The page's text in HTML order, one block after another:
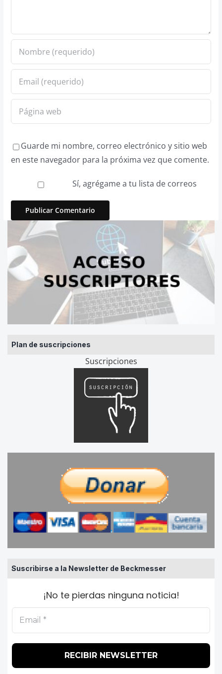
Plan de suscripciones
Suscripciones
Suscribirse a la Newsletter de Beckmesser
¡No te pierdas ninguna noticia!
Guarde mi nombre, correo electrónico y sitio web
en este navegador para la próxima vez que comente.
Sí, agrégame a tu lista de correos